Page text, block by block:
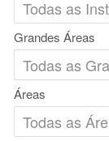
Grandes Áreas
Áreas